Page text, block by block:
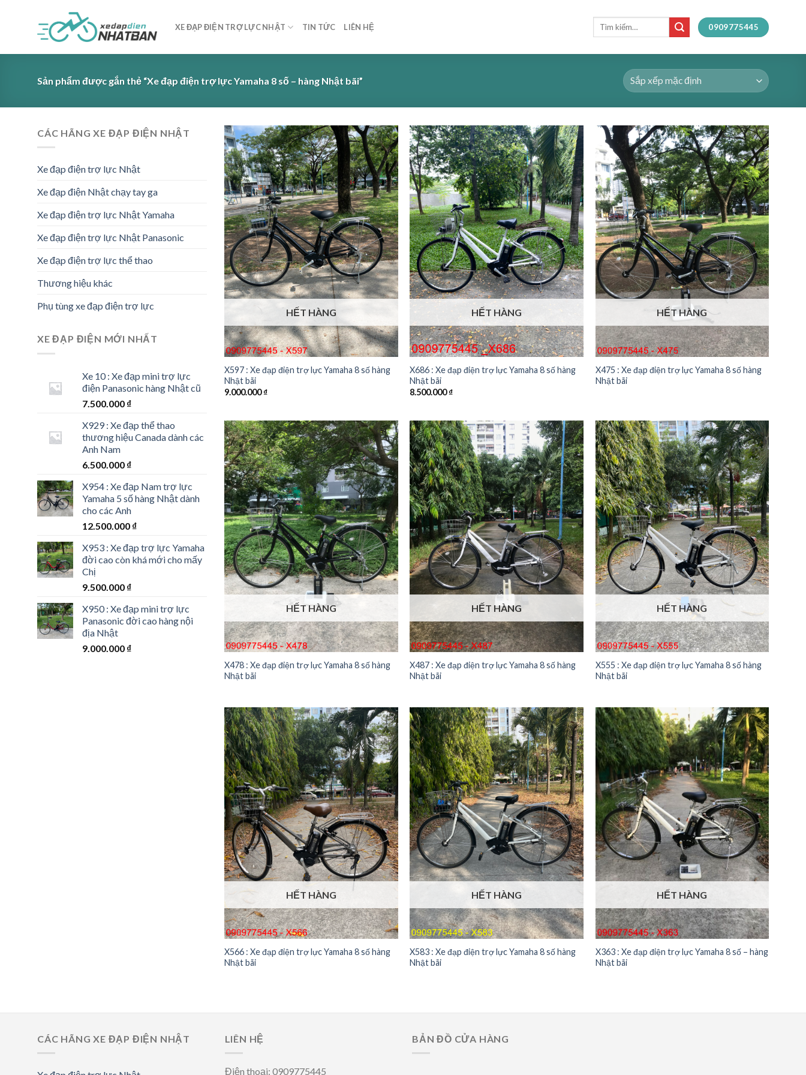
XE ĐẠP ĐIỆN TRỢ LỰC NHẬT TIN TỨC LIÊN HỆ
Tìm
0909775445
Sản phẩm được gắn thẻ “Xe đạp điện trợ lực Yamaha 8 số – hàng Nhật bãi”
CÁC HÃNG XE ĐẠP ĐIỆN NHẬT
Xe đạp điện trợ lực Nhật
Xe đạp điện Nhật chạy tay ga
Xe đạp điện trợ lực Nhật Yamaha
Xe đạp điện trợ lực Nhật Panasonic
Xe đạp điện trợ lực thể thao
Thương hiệu khác
Phụ tùng xe đạp điện trợ lực
XE ĐẠP ĐIỆN MỚI NHẤT
Xe 10 : Xe đạp mini trợ lực
điện Panasonic hàng Nhật cũ
7.500.000 ₫
X929 : Xe đạp thể thao
thương hiệu Canada dành các
Anh Nam
6.500.000 ₫
X954 : Xe đạp Nam trợ lực
Yamaha 5 số hàng Nhật dành
cho các Anh
12.500.000 ₫
X953 : Xe đạp trợ lực Yamaha
đời cao còn khá mới cho mấy
Chị
9.500.000 ₫
X950 : Xe đạp mini trợ lực
Panasonic đời cao hàng nội
địa Nhật
9.000.000 ₫
HẾT HÀNG
X597 : Xe đạp điện trợ lực Yamaha 8 số hàng
Nhật bãi
9.000.000₫
HẾT HÀNG
X686 : Xe đạp điện trợ lực Yamaha 8 số hàng
Nhật bãi
8.500.000₫
HẾT HÀNG
X475 : Xe đạp điện trợ lực Yamaha 8 số hàng
Nhật bãi
HẾT HÀNG
X478 : Xe đạp điện trợ lực Yamaha 8 số hàng
Nhật bãi
HẾT HÀNG
X487 : Xe đạp điện trợ lực Yamaha 8 số hàng
Nhật bãi
HẾT HÀNG
X555 : Xe đạp điện trợ lực Yamaha 8 số hàng
Nhật bãi
HẾT HÀNG
X566 : Xe đạp điện trợ lực Yamaha 8 số hàng
Nhật bãi
HẾT HÀNG
X583 : Xe đạp điện trợ lực Yamaha 8 số hàng
Nhật bãi
HẾT HÀNG
X363 : Xe đạp điện trợ lực Yamaha 8 số – hàng
Nhật bãi
CÁC HÃNG XE ĐẠP ĐIỆN NHẬT LIÊN HỆ
Điện thoại: 0909775445
BẢN ĐỒ CỬA HÀNG